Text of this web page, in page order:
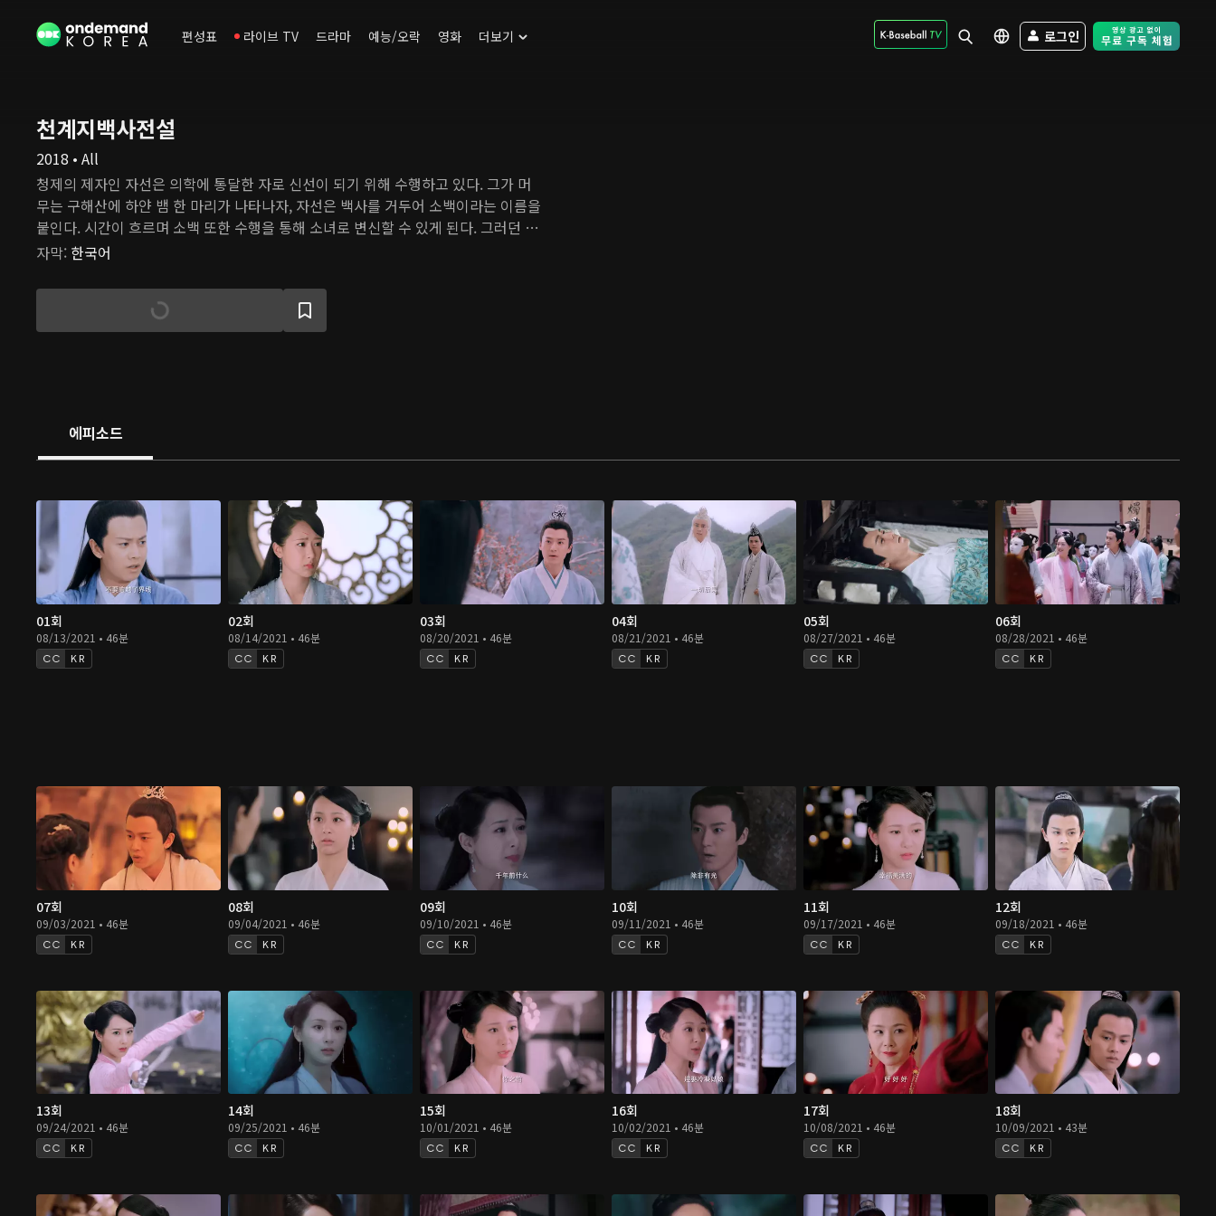
편성표 라이브 TV 드라마 예능/오락 영화 더보기 로그인 Free Trial -
천계지백사전설
2018 • All
청제의 제자인 자선은 의학에 통달한 자로 신선이 되기 위해 수행하고 있다. 그가 머
무는 구해산에 하얀 뱀 한 마리가 나타나자, 자선은 백사를 거두어 소백이라는 이름을
붙인다. 시간이 흐르며 소백 또한 수행을 통해 소녀로 변신할 수 있게 된다. 그러던 어
느 날, 용왕의 아들 도철이 고대 괴물인 흑교룡을 소환하여 세상을 혼란에 빠뜨린다.
해 자신을 희생한다. 그의 혼백이 사라지기 전, 지선은 소백에게 백요요라는 이름을
주고 행복하게 살아야 한다고 당부한다. 하지만, 백요요는 사라진 자선의 혼백을 불러
모으기 위해 천 년 동안 고군분투하고 있다. 백요요는 어느 날 약사궁 소속 허선과 마
오는데...
자막: 한국어
에피소드
01회
08/13/2021 • 46분
KR
02회
08/14/2021 • 46분
KR
03회
08/20/2021 • 46분
KR
04회
08/21/2021 • 46분
KR
05회
08/27/2021 • 46분
KR
06회
08/28/2021 • 46분
KR
07회
09/03/2021 • 46분
KR
08회
09/04/2021 • 46분
KR
09회
09/10/2021 • 46분
KR
10회
09/11/2021 • 46분
KR
11회
09/17/2021 • 46분
KR
12회
09/18/2021 • 46분
KR
13회
09/24/2021 • 46분
KR
14회
09/25/2021 • 46분
KR
15회
10/01/2021 • 46분
KR
16회
10/02/2021 • 46분
KR
17회
10/08/2021 • 46분
KR
18회
10/09/2021 • 43분
KR